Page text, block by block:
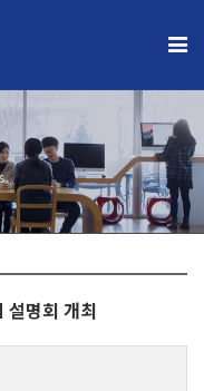
×
명회 개최